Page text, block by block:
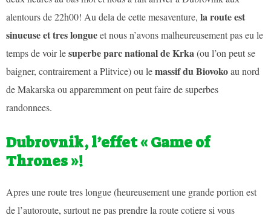
alentours de 22h00! Au dela de cette mesaventure, la route est
sinueuse et tres longueet nous n’avons malheureusement pas eu le
temps de voir lesuperbe parc national de Krka(ou l’on peut se
baigner, contrairement a Plitvice) ou lemassif du Biovokoau nord
de Makarska ou apparemment on peut faire de superbes
randonnees.
Dubrovnik, l’effet « Game of
Thrones »!
Apres une route tres longue (heureusement une grande portion est
de l’autoroute, surtout ne pas prendre la route cotiere si vous